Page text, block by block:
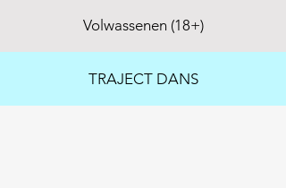
Volwassenen (18+)
TRAJECT DANS